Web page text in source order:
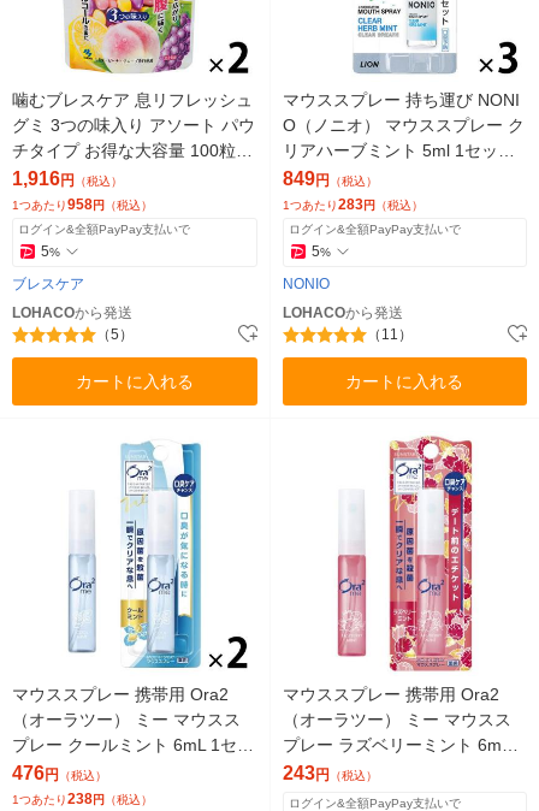
噛むブレスケア 息リフレッシュ
グミ 3つの味入り アソート パウ
チタイプ お得な大容量 100粒 1
セット（2パック）小林製薬
1,916円
（税込）
1つあたり958円 （税込）
ログイン&全額PayPay支払いで
5%
ブレスケア
LOHACOから発送
（5）
カートに入れる
マウススプレー 持ち運び NONI
O（ノニオ） マウススプレー ク
リアハーブミント 5ml 1セット
（3個） ライオン 口臭予防 殺菌
849円
（税込）
1つあたり283円 （税込）
ログイン&全額PayPay支払いで
5%
NONIO
LOHACOから発送
（11）
カートに入れる
マウススプレー 携帯用 Ora2
（オーラツー） ミー マウスス
プレー クールミント 6mL 1セッ
ト（2本）サンスター 口臭 トラ
ベル
476円 （税込）
1つあたり238円 （税込）
マウススプレー 携帯用 Ora2
（オーラツー） ミー マウスス
プレー ラズベリーミント 6mL
サンスター 口臭 トラベル ミニ
243円 （税込）
ログイン&全額PayPay支払いで